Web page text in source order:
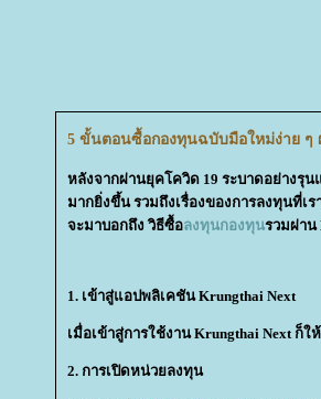
5 ขั้นตอนซื้อกองทุนฉบับมือใหม่ง่าย ๆ
หลังจากผ่านยุคโควิด 19 ระบาดอย่างรุ
มากยิ่งขึ้น รวมถึงเรื่องของการลงทุนที่เ
จะมาบอกถึง วิธีซื้อลงทุนกองทุนรวมผ่าน
1. เข้าสู่แอปพลิเคชัน Krungthai Next
เมื่อเข้าสู่การใช้งาน Krungthai Next
2. การเปิดหน่วยลงทุน